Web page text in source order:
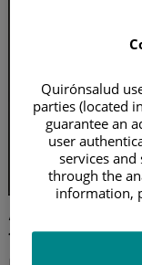
Así se
Quirónsalud
parties (located
guarantee an
user
services
through the
information,